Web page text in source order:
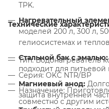
TPK.
Нагревательный
моделей 200 л, 300 л,
гелиосистемах и
Стальной бак с эмалью:
подходит для питьевой
Магниевый анод:
защита внутренней
Технические
Тип: Водонагреватель
Серия: OKC NTR/BP
Назначение:
совместно с другим